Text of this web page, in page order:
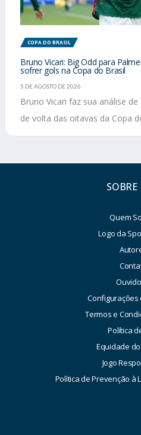
COPA DO BRASIL
Bruno Vicari: Big Odd para
sofrer gols na Copa do Brasil
5 DE AGOSTO DE 2026
Bruno Vicari faz sua análise
de volta das oitavas da Copa
SOBRE
Quem
Logo da
Configurações
Termos e
Política
Equidade
Jogo
Política de Prevenção à